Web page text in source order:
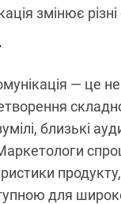
змінює
— це
близькі
для